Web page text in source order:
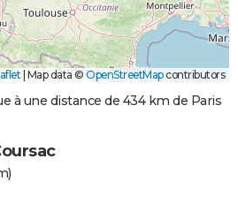
Map data © OpenStreetMapcontributors
à une distance de 434 km de Paris